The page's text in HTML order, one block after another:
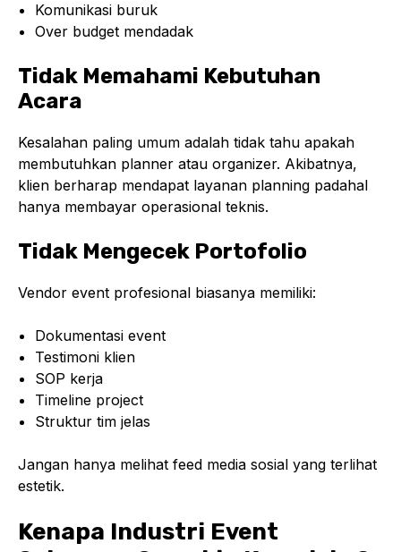
Komunikasi buruk
Over budget mendadak
Tidak Memahami Kebutuhan
Acara
Kesalahan paling umum adalah tidak tahu apakah
membutuhkan planner atau organizer. Akibatnya,
klien berharap mendapat layanan planning padahal
hanya membayar operasional teknis.
Tidak Mengecek Portofolio
Vendor event profesional biasanya memiliki:
Dokumentasi event
Testimoni klien
SOP kerja
Timeline project
Struktur tim jelas
Jangan hanya melihat feed media sosial yang terlihat
estetik.
Kenapa Industri Event